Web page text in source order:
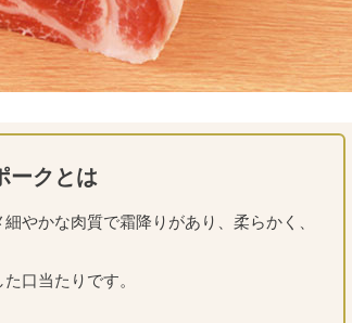
ークとは
やかな肉質で霜降りがあり、柔らかく、
口当たりです。